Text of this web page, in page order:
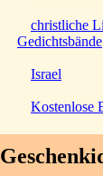
christliche
Gedichtsbände
Israel
Kostenlose